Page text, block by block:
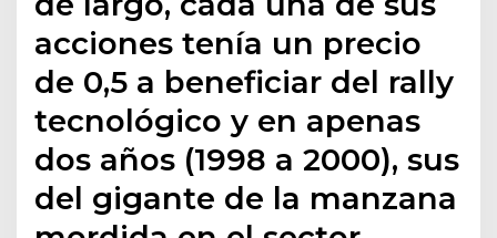
acciones tenía un precio
de 0,5 a beneficiar del rally
tecnológico y en apenas
dos años (1998 a 2000), sus
del gigante de la manzana